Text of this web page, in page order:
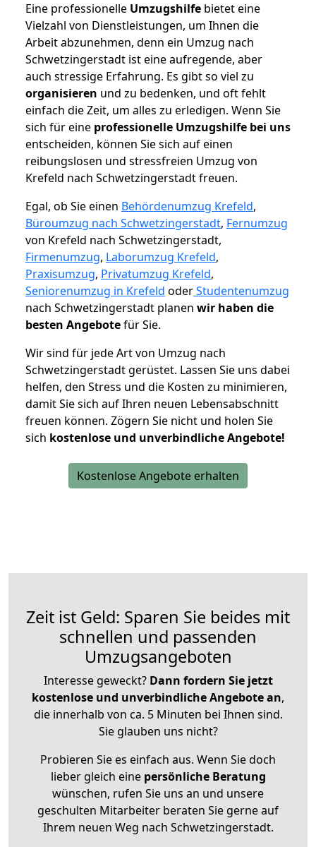
Eine professionelle Umzugshilfe bietet eine
Vielzahl von Dienstleistungen, um Ihnen die
Arbeit abzunehmen, denn ein Umzug nach
Schwetzingerstadt ist eine aufregende, aber
auch stressige Erfahrung. Es gibt so viel zu
organisieren und zu bedenken, und oft fehlt
einfach die Zeit, um alles zu erledigen. Wenn Sie
sich für eine professionelle Umzugshilfe bei uns
entscheiden, können Sie sich auf einen
reibungslosen und stressfreien Umzug von
Krefeld nach Schwetzingerstadt freuen.
Egal, ob Sie einen Behördenumzug Krefeld,
Büroumzug nach Schwetzingerstadt, Fernumzug
von Krefeld nach Schwetzingerstadt,
Firmenumzug, Laborumzug Krefeld,
Praxisumzug, Privatumzug Krefeld,
Seniorenumzug in Krefeld oderStudentenumzug
nach Schwetzingerstadt planen wir haben die
besten Angebotefür Sie.
Wir sind für jede Art von Umzug nach
Schwetzingerstadt gerüstet. Lassen Sie uns dabei
helfen, den Stress und die Kosten zu minimieren,
damit Sie sich auf Ihren neuen Lebensabschnitt
freuen können. Zögern Sie nicht und holen Sie
sich kostenlose und unverbindliche Angebote!
Kostenlose Angebote erhalten
Zeit ist Geld: Sparen Sie beides mit
schnellen und passenden
Umzugsangeboten
Interesse geweckt? Dann fordern Sie jetzt
kostenlose und unverbindliche Angebote an,
die innerhalb von ca. 5 Minuten bei Ihnen sind.
Sie glauben uns nicht?
Probieren Sie es einfach aus. Wenn Sie doch
lieber gleich eine persönliche Beratung
wünschen, rufen Sie uns an und unsere
geschulten Mitarbeiter beraten Sie gerne auf
Ihrem neuen Weg nach Schwetzingerstadt.